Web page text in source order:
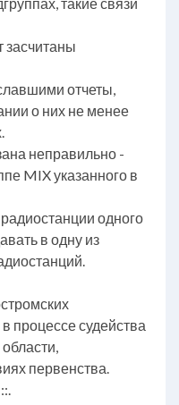
засчитаны
отчеты,
о них не менее
неправильно -
MIX указанного в
одного
в одну из
процессе судейства
первенства.